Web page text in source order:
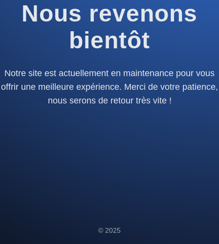
Nous revenons
bientôt
Notre site est actuellement en maintenance pour vous
offrir une meilleure expérience. Merci de votre patience,
nous serons de retour très vite !
© 2025